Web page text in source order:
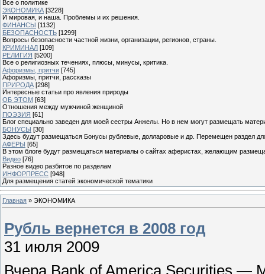
Все о политике
ЭКОНОМИКА [3228]
И мировая, и наша. Проблемы и их решения.
ФИНАНСЫ [1132]
БЕЗОПАСНОСТЬ [1299]
Вопросы безопасности частной жизни, организации, регионов, страны.
КРИМИНАЛ [109]
РЕЛИГИЯ [5200]
Все о религиозных течениях, плюсы, минусы, критика.
Афоризмы, притчи [745]
Афоризмы, притчи, рассказы
ПРИРОДА [298]
Интересные статьи про явления природы
ОБ ЭТОМ [63]
Отношения между мужчиной женщиной
ПОЭЗИЯ [61]
Блог специально заведен для моей сестры Анжелы. Но в нем могут размещать
БОНУСЫ [30]
Здесь будут размещаться Бонусы рублевые, долларовые и др. Перемещен раздел
АФЕРЫ [65]
В этом блоге будут размещаться материалы о сайтах аферистах, желающим
Видео [76]
Разное видео разбитое по разделам
ИНФОРПРЕСС [948]
Для размещения статей экономической тематики
Главная » ЭКОНОМИКА
Рубль вернется в 2008 год
31 июля 2009
Вчера Bank of America Securities —